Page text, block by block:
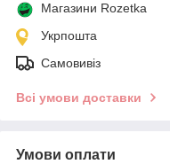
Магазини Rozetka
Укрпошта
Самовивіз
Всі умови доставки
Умови оплати